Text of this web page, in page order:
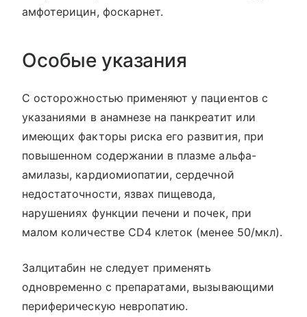
амфотерицин, фоскарнет.
Особые указания
С осторожностью применяют у пациентов с
указаниями в анамнезе на панкреатит или
имеющих факторы риска его развития, при
повышенном содержании в плазме альфа-
амилазы, кардиомиопатии, сердечной
недостаточности, язвах пищевода,
нарушениях функции печени и почек, при
малом количестве CD4 клеток (менее 50/мкл).
Залцитабин не следует применять
одновременно с препаратами, вызывающими
периферическую невропатию.